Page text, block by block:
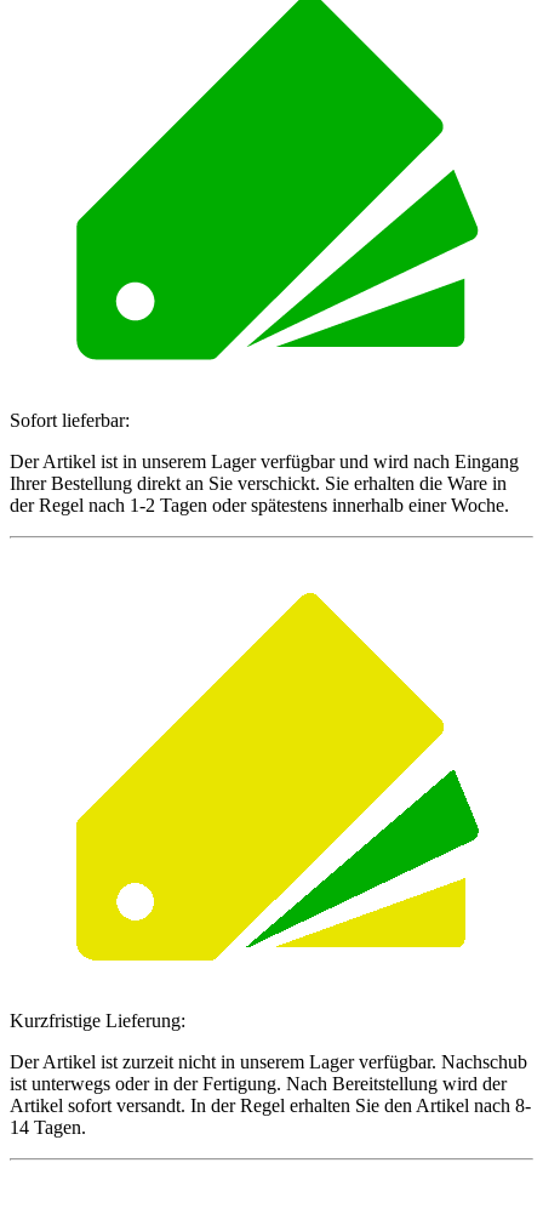
Sofort lieferbar:
Der Artikel ist in unserem Lager verfügbar und wird nach Eingang
Ihrer Bestellung direkt an Sie verschickt. Sie erhalten die Ware in
der Regel nach 1-2 Tagen oder spätestens innerhalb einer Woche.
Kurzfristige Lieferung:
Der Artikel ist zurzeit nicht in unserem Lager verfügbar. Nachschub
ist unterwegs oder in der Fertigung. Nach Bereitstellung wird der
Artikel sofort versandt. In der Regel erhalten Sie den Artikel nach 8-
14 Tagen.